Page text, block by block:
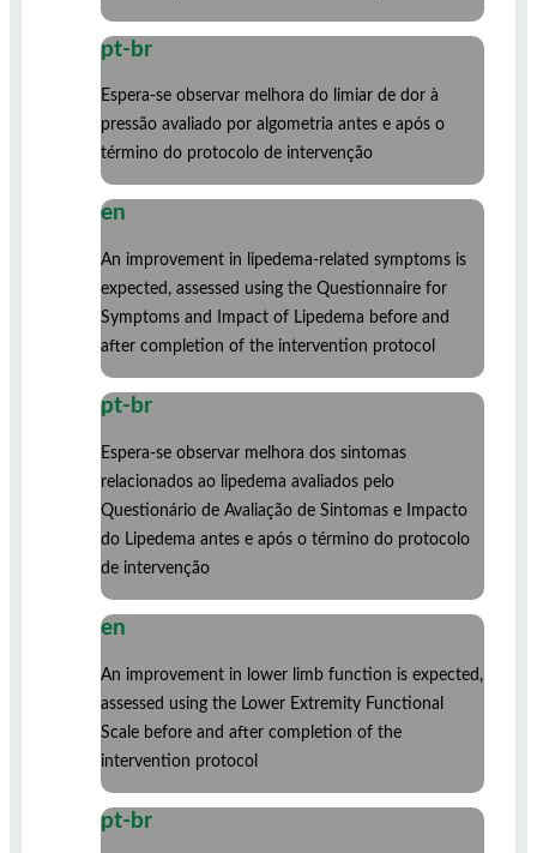
pt-br
Espera-se observar melhora do limiar de dor à
pressão avaliado por algometria antes e após o
término do protocolo de intervenção
en
An improvement in lipedema-related symptoms is
expected, assessed using the Questionnaire for
Symptoms and Impact of Lipedema before and
after completion of the intervention protocol
pt-br
Espera-se observar melhora dos sintomas
relacionados ao lipedema avaliados pelo
Questionário de Avaliação de Sintomas e Impacto
do Lipedema antes e após o término do protocolo
de intervenção
en
An improvement in lower limb function is expected,
assessed using the Lower Extremity Functional
Scale before and after completion of the
intervention protocol
pt-br